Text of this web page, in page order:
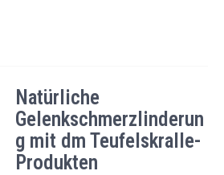
Natürliche
Gelenkschmerzlinderun
g mit dm Teufelskralle-
Produkten